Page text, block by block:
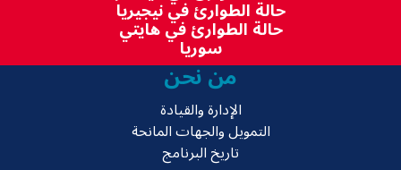
حالة الطوارئ في نيجيريا
حالة الطوارئ في هايتي
سوريا
من نحن
الإدارة والقيادة
التمويل والجهات المانحة
تاريخ البرنامج